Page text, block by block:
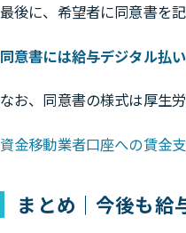
最後に、希望者に同意書を
同意書には給与デジタル払
なお、同意書の様式は厚生
資金移動業者口座への賃金
まとめ｜今後も給